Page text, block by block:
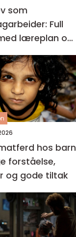
som
Full
læreplan og
hos barn
og gode tiltak